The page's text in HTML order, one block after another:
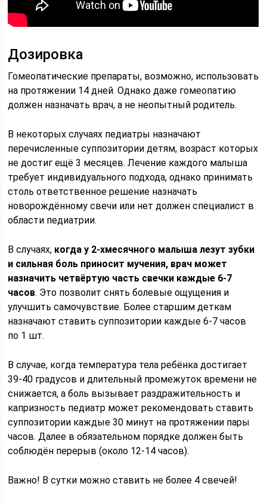
Дозировка
Гомеопатические препараты, возможно, использовать
на протяжении 14 дней. Однако даже гомеопатию
должен назначать врач, а не неопытный родитель.
В некоторых случаях педиатры назначают
перечисленные суппозитории детям, возраст которых
не достиг ещё 3 месяцев. Лечение каждого малыша
требует индивидуального подхода, однако принимать
столь ответственное решение назначать
новорождённому свечи или нет должен специалист в
области педиатрии.
В случаях, когда у 2-хмесячного малыша лезут зубки
и сильная боль приносит мучения, врач может
назначить четвёртую часть свечки каждые 6-7
часов. Это позволит снять болевые ощущения и
улучшить самочувствие. Более старшим деткам
назначают ставить суппозитории каждые 6-7 часов
по 1 шт.
В случае, когда температура тела ребёнка достигает
39-40 градусов и длительный промежуток времени не
снижается, а боль вызывает раздражительность и
капризность педиатр может рекомендовать ставить
суппозитории каждые 30 минут на протяжении пары
часов. Далее в обязательном порядке должен быть
соблюдён перерыв (около 12-14 часов).
Важно! В сутки можно ставить не более 4 свечей!